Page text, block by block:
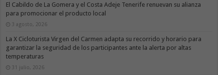
El Cabildo de La Gomera y el Costa Adeje Tenerife renuevan su alianza
para promocionar el producto local
3 agosto, 2026
La X Cicloturista Virgen del Carmen adapta su recorrido y horario para
garantizar la seguridad de los participantes ante la alerta por altas
temperaturas
31 julio, 2026